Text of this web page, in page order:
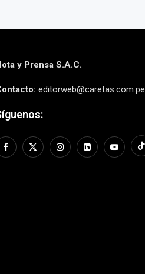
y Prensa S.A.C.
editorweb@caretas.com.pe